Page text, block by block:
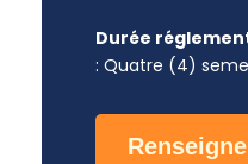
Durée
: Quatre (4)